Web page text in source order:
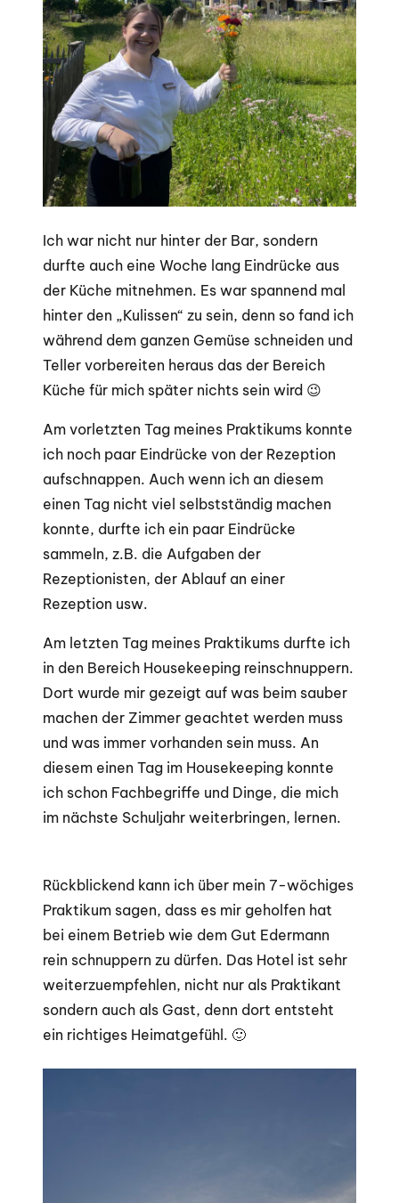
Ich war nicht nur hinter der Bar, sondern
durfte auch eine Woche lang Eindrücke aus
der Küche mitnehmen. Es war spannend mal
hinter den „Kulissen“ zu sein, denn so fand ich
während dem ganzen Gemüse schneiden und
Teller vorbereiten heraus das der Bereich
Küche für mich später nichts sein wird 😉
Am vorletzten Tag meines Praktikums konnte
ich noch paar Eindrücke von der Rezeption
aufschnappen. Auch wenn ich an diesem
einen Tag nicht viel selbstständig machen
konnte, durfte ich ein paar Eindrücke
sammeln, z.B. die Aufgaben der
Rezeptionisten, der Ablauf an einer
Rezeption usw.
Am letzten Tag meines Praktikums durfte ich
in den Bereich Housekeeping reinschnuppern.
Dort wurde mir gezeigt auf was beim sauber
machen der Zimmer geachtet werden muss
und was immer vorhanden sein muss. An
diesem einen Tag im Housekeeping konnte
ich schon Fachbegriffe und Dinge, die mich
im nächste Schuljahr weiterbringen, lernen.
Rückblickend kann ich über mein 7-wöchiges
Praktikum sagen, dass es mir geholfen hat
bei einem Betrieb wie dem Gut Edermann
rein schnuppern zu dürfen. Das Hotel ist sehr
weiterzuempfehlen, nicht nur als Praktikant
sondern auch als Gast, denn dort entsteht
ein richtiges Heimatgefühl. 🙂